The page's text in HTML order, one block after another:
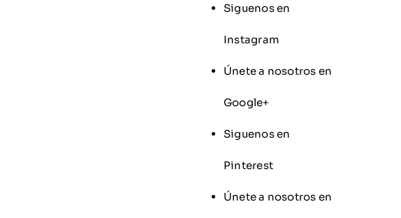
Siguenos en
Instagram
Únete a nosotros en
Google+
Siguenos en
Pinterest
Únete a nosotros en